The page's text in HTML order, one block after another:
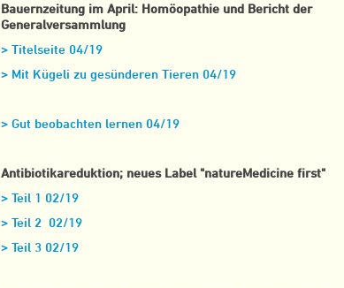
Bauernzeitung im April: Homöopathie und Bericht der
Generalversammlung
> Titelseite 04/19
> Mit Kügeli zu gesünderen Tieren 04/19
> Gut beobachten lernen 04/19
Antibiotikareduktion; neues Label "natureMedicine first"
> Teil 1 02/19
> Teil 2 02/19
> Teil 3 02/19